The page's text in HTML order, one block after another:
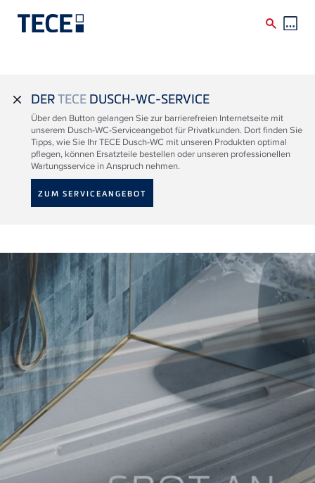
closeDERTECE DUSCH-WC-SERVICE
Über den Button gelangen Sie zur barrierefreien Internetseite mit
unserem Dusch-WC-Serviceangebot für Privatkunden. Dort finden Sie
Tipps, wie Sie Ihr TECE Dusch-WC mit unseren Produkten optimal
pflegen, können Ersatzteile bestellen oder unseren professionellen
Wartungsservice in Anspruch nehmen.
ZUM SERVICEANGEBOT